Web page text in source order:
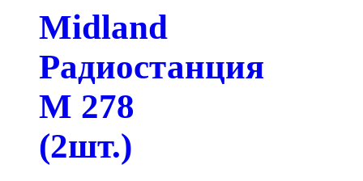
Midland
Радиостанция
M 278
(2шт.)